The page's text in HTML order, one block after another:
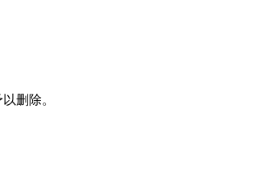
删除。